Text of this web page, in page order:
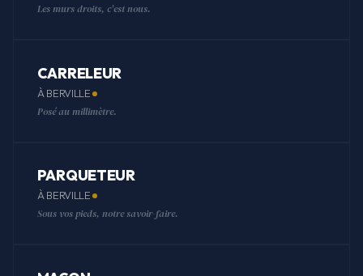
Les murs droits, c'est nous.
CARRELEUR
À BERVILLE
Posé au millimètre.
PARQUETEUR
À BERVILLE
Sous vos pieds, notre savoir-faire.